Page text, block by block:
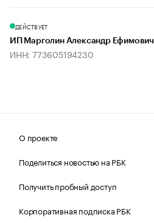
ДЕЙСТВУЕТ
ИП Марголин Александр Ефимович
ИНН: 773605194230
О проекте
Поделиться новостью на РБК
Получить пробный доступ
Корпоративная подписка РБК